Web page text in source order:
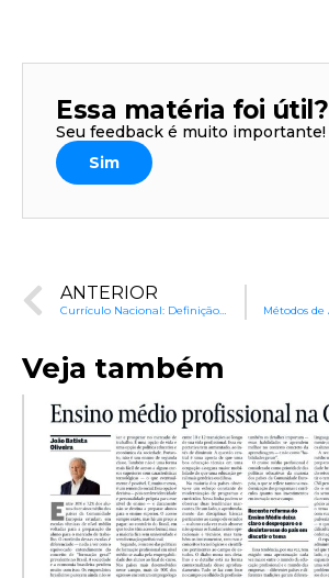
Essa matéria foi útil?
Seu feedback é muito importante!
Sim
ANTERIOR
Currículo Nacional: Definição e Propósitos
Veja também